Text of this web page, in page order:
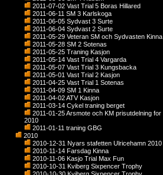
2011-07-02 Vast Trial 5 Boras Hillared
2011-06-11 SM 3 Karlskoga
2011-06-05 Sydvast 3 Surte
2011-06-04 Sydvast 2 Surte
2011-05-29 Veteran SM och Sydvasten Kinna
2011-05-28 SM 2 Sotenas
2011-05-25 Traning Kasjon
2011-05-14 Vast Trial 4 Vargarda
2011-05-07 Vast Trial 3 Kungsbacka
2011-05-01 Vast Trial 2 Kasjon
2011-04-25 Vast Trial 1 Sotenas
2011-04-09 SM 1 Kinna
2011-04-02 ATV Kasjon
2011-03-14 Cykel traning berget
2011-01-25 Arsmote och KM prisutdelning for
2010
2011-01-11 traning GBG
2010
2010-12-31 Nyars stafetten Ulricehamn 2010
2010-11-14 Farsdag Kinna
2010-11-06 Kasjo Trial Max Fun
2010-10-31 Kviberg Sixpencer Trophy